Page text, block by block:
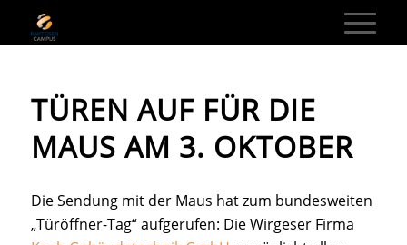
TÜREN AUF FÜR DIE
MAUS AM 3. OKTOBER
Die Sendung mit der Maus hat zum bundesweiten
„Türöffner-Tag“ aufgerufen: Die Wirgeser Firma